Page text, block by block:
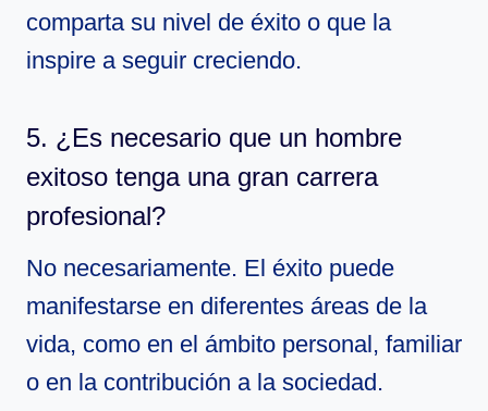
comparta su nivel de éxito o que la
inspire a seguir creciendo.
5. ¿Es necesario que un hombre
exitoso tenga una gran carrera
profesional?
No necesariamente. El éxito puede
manifestarse en diferentes áreas de la
vida, como en el ámbito personal, familiar
o en la contribución a la sociedad.